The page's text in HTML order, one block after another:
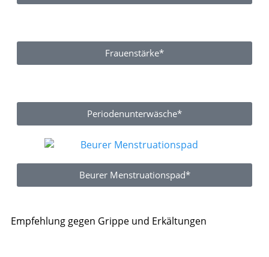
Frauenstärke*
Periodenunterwäsche*
Beurer Menstruationspad*
Empfehlung gegen Grippe und Erkältungen